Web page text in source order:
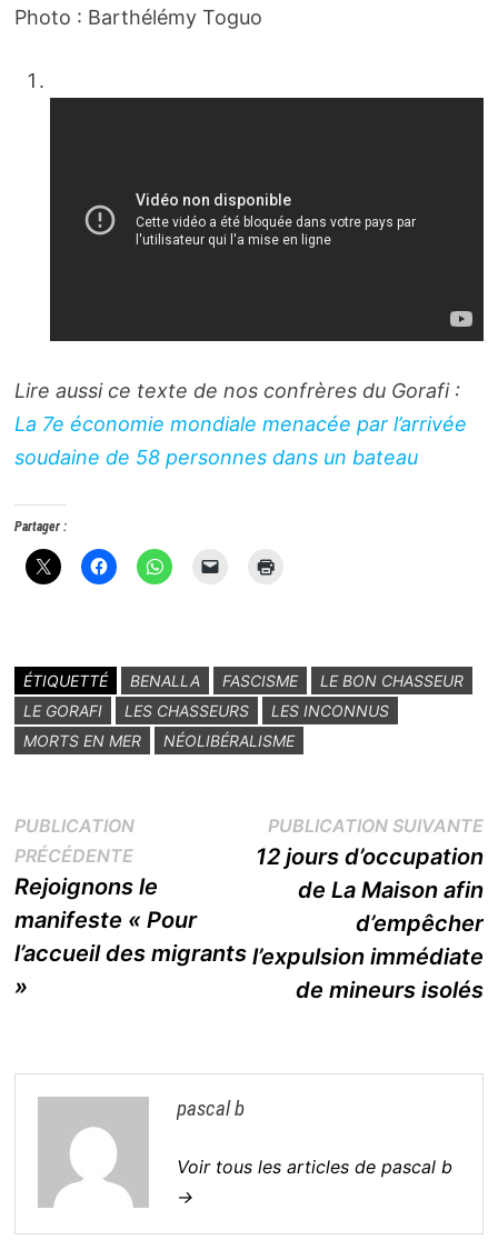
Photo : Barthélémy Toguo
Lire aussi ce texte de nos confrères du Gorafi:
La 7e économie mondiale menacée par l’arrivée
soudaine de 58 personnes dans un bateau
Partager :
ÉTIQUETTÉ BENALLA FASCISME
LE BON CHASSEUR
LE GORAFI
LES CHASSEURS
LES INCONNUS
MORTS EN MER
NÉOLIBÉRALISME
Navigation
de
l’article
PUBLICATION
PRÉCÉDENTEPublication
précédente :
Rejoignons le
manifeste « Pour
l’accueil des migrants
»
PUBLICATION SUIVANTE
12 jours d’occupation
de La Maison afin
d’empêcher
l’expulsion immédiate
de mineurs isolés
pascal b
Voir tous les articles de pascal b
→